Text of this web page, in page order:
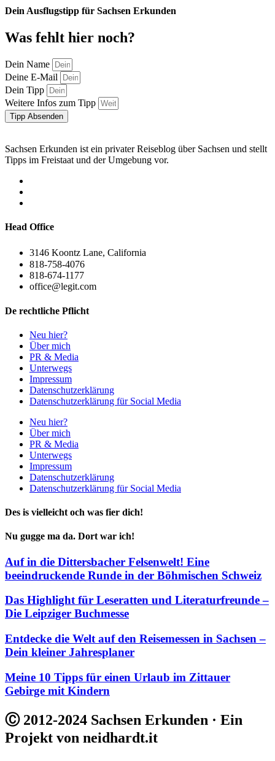
Dein Ausflugstipp für Sachsen Erkunden
Was fehlt hier noch?
Dein Name
Deine E-Mail
Dein Tipp
Weitere Infos zum Tipp
Tipp Absenden
Sachsen Erkunden ist ein privater Reiseblog über Sachsen und stellt
Tipps im Freistaat und der Umgebung vor.
Head Office
3146 Koontz Lane, California
818-758-4076
818-674-1177
office@legit.com
De rechtliche Pflicht
Neu hier?
Über mich
PR & Media
Unterwegs
Impressum
Datenschutzerklärung
Datenschutzerklärung für Social Media
Neu hier?
Über mich
PR & Media
Unterwegs
Impressum
Datenschutzerklärung
Datenschutzerklärung für Social Media
Des is vielleicht och was fier dich!
Nu gugge ma da. Dort war ich!
Auf in die Dittersbacher Felsenwelt! Eine
beeindruckende Runde in der Böhmischen Schweiz
Das Highlight für Leseratten und Literaturfreunde –
Die Leipziger Buchmesse
Entdecke die Welt auf den Reisemessen in Sachsen –
Dein kleiner Jahresplaner
Meine 10 Tipps für einen Urlaub im Zittauer
Gebirge mit Kindern
Ⓒ 2012-2024 Sachsen Erkunden · Ein
Projekt von neidhardt.it